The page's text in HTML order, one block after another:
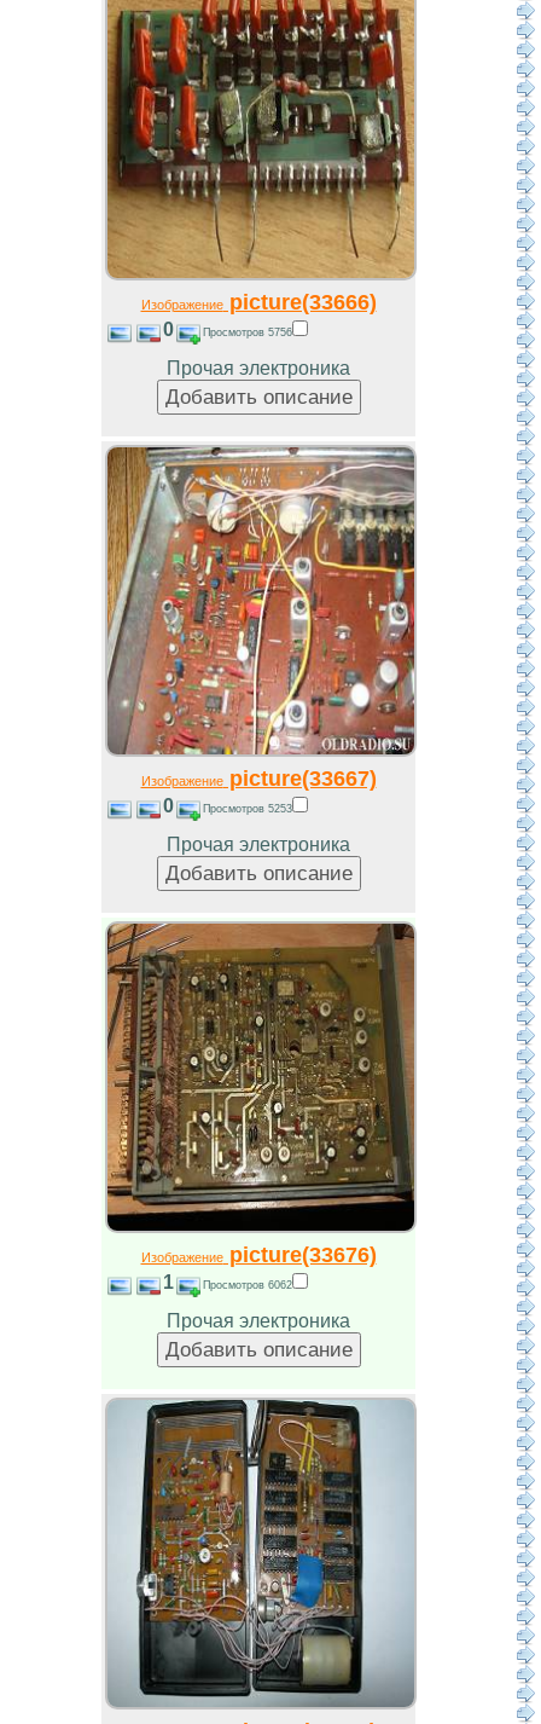
Изображениеpicture(33666)
0 Просмотров 5756
Прочая электроника
Изображениеpicture(33667)
0 Просмотров 5253
Прочая электроника
Изображениеpicture(33676)
1 Просмотров 6062
Прочая электроника